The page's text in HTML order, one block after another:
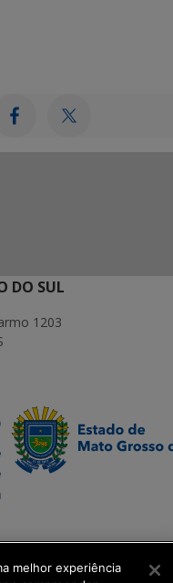
DO SUL
1203
melhor experiência